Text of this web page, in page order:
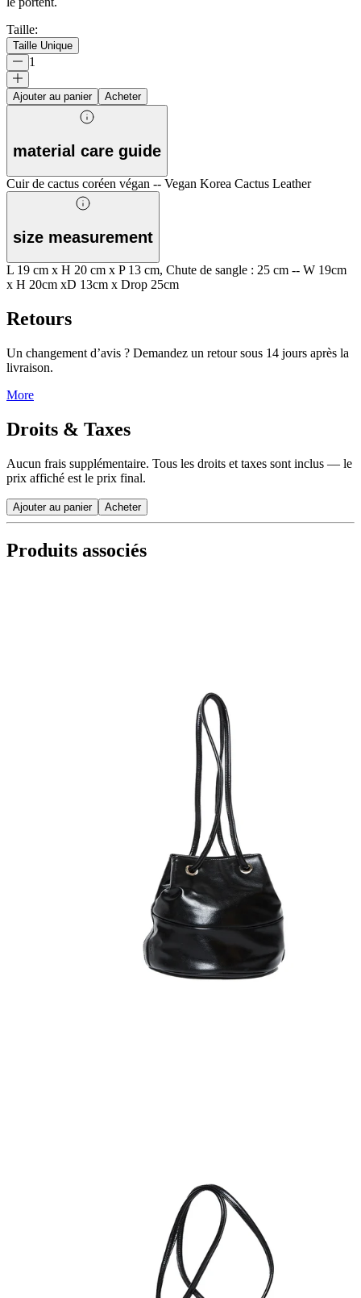
Taille:
Taille Unique
1
Ajouter au panier Acheter
material care guide
Cuir de cactus coréen végan -- Vegan Korea Cactus Leather
size measurement
L 19 cm x H 20 cm x P 13 cm, Chute de sangle : 25 cm -- W 19cm
x H 20cm xD 13cm x Drop 25cm
Retours
Un changement d’avis ? Demandez un retour sous 14 jours après la
livraison.
More
Droits & Taxes
Aucun frais supplémentaire. Tous les droits et taxes sont inclus — le
prix affiché est le prix final.
Ajouter au panier Acheter
Produits associés